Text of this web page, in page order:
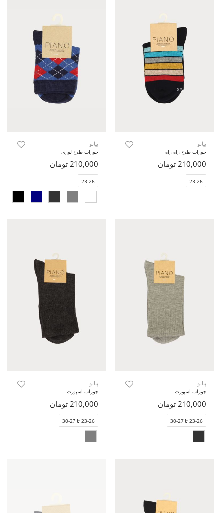
پیانو
جوراب طرح راه راه
210,000 تومان
23-26
پیانو
جوراب طرح لوزی
210,000 تومان
23-26
پیانو
جوراب اسپورت
210,000 تومان
23-26 تا 27-30
پیانو
جوراب اسپورت
210,000 تومان
23-26 تا 27-30